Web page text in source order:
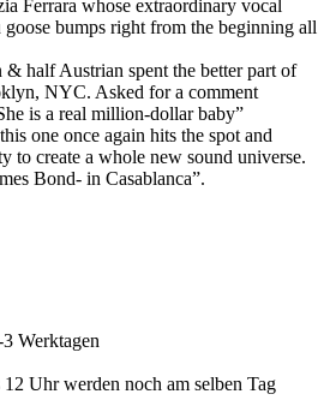
Ferrara whose extraordinary vocal
bumps right from the beginning all
half Austrian spent the better part of
NYC. Asked for a comment
is a real million-dollar baby”
one once again hits the spot and
to create a whole new sound universe.
Bond- in Casablanca”.
Werktagen
Uhr werden noch am selben Tag